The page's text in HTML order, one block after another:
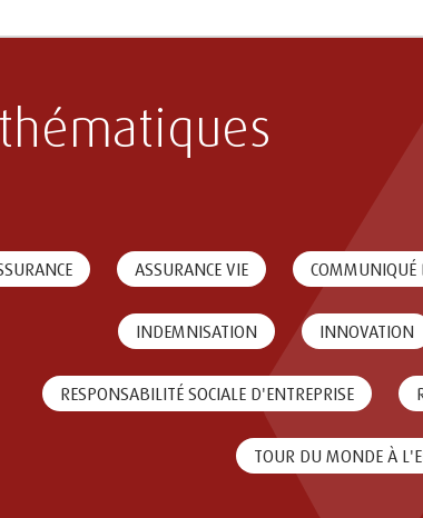
ASSURANCE VIE COMMUNIQUÉ
INDEMNISATION INNOVATION
RESPONSABILITÉ SOCIALE D'ENTREPRISE
TOUR DU MONDE À